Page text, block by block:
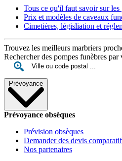
Tous ce qu'il faut savoir sur les
Prix et modèles de caveaux
Cimetières, législiation et
Trouvez les meilleurs marbriers
Rechercher des pompes funèbres
Prévoyance
Prévoyance obsèques
Prévision obsèques
Demander des devis
Nos partenaires